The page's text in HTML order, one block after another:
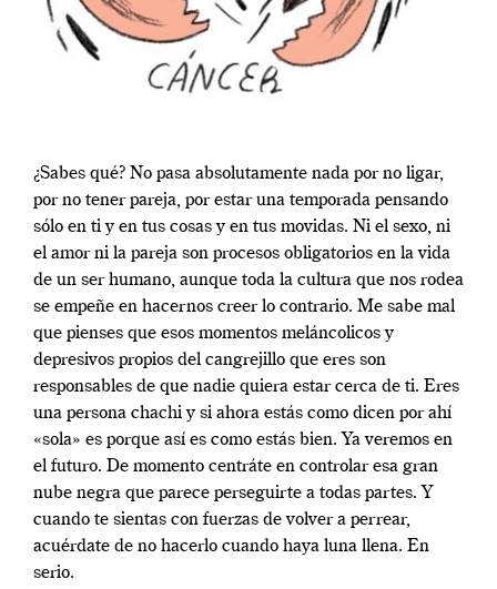
¿Sabes qué? No pasa absolutamente nada por no ligar,
por no tener pareja, por estar una temporada pensando
sólo en ti y en tus cosas y en tus movidas. Ni el sexo, ni
el amor ni la pareja son procesos obligatorios en la vida
de un ser humano, aunque toda la cultura que nos rodea
se empeñe en hacernos creer lo contrario. Me sabe mal
que pienses que esos momentos meláncolicos y
depresivos propios del cangrejillo que eres son
responsables de que nadie quiera estar cerca de ti. Eres
una persona chachi y si ahora estás como dicen por ahí
«sola» es porque así es como estás bien. Ya veremos en
el futuro. De momento centráte en controlar esa gran
nube negra que parece perseguirte a todas partes. Y
cuando te sientas con fuerzas de volver a perrear,
acuérdate de no hacerlo cuando haya luna llena. En
serio.